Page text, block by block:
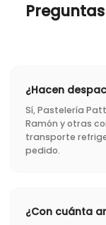
¿Hacen
Sí, Pastelería
Ramón y otras
transporte
pedido.
¿Con cuánta